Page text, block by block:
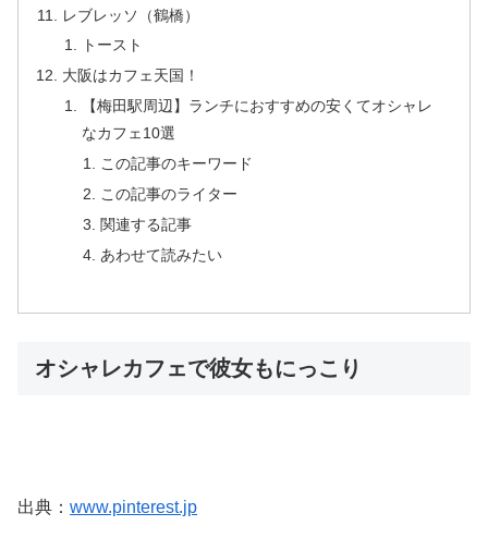
レブレッソ（鶴橋）
トースト
大阪はカフェ天国！
【梅田駅周辺】ランチにおすすめの安くてオシャレ
なカフェ10選
この記事のキーワード
この記事のライター
関連する記事
あわせて読みたい
オシャレカフェで彼女もにっこり
出典： www.pinterest.jp